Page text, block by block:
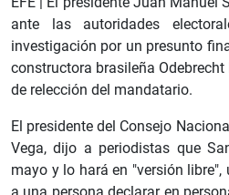
ante las autoridades
investigación por un presunto
constructora brasileña
de relección del mandatario.
El presidente del Consejo
Vega, dijo a periodistas que
mayo y lo hará en "versión
a una persona declarar en